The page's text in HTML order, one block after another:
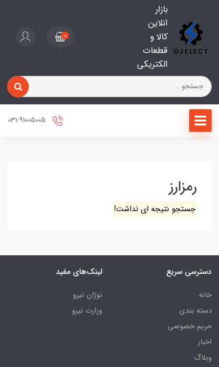
بازار
انلاین
کالا و
قطعات
الکتریکی
0
رمزارز
جستجو نتیجه ای نداشت!
دسترسی سریع
خانه
دسته بندی
حریم خصوصی
اخبار
وبلاگ
لینک‌های مفید
نوژان نیرو
وزارت نیرو